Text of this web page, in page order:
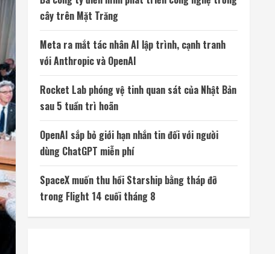
cây trên Mặt Trăng
Meta ra mắt tác nhân AI lập trình, cạnh tranh
với Anthropic và OpenAI
Rocket Lab phóng vệ tinh quan sát của Nhật Bản
sau 5 tuần trì hoãn
OpenAI sắp bỏ giới hạn nhắn tin đối với người
dùng ChatGPT miễn phí
SpaceX muốn thu hồi Starship bằng tháp đỡ
trong Flight 14 cuối tháng 8